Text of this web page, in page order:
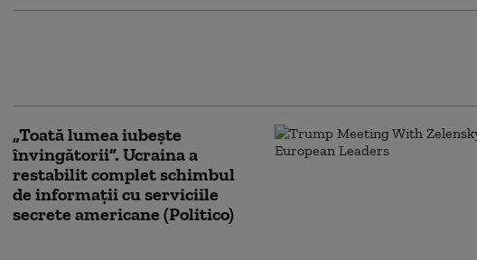
„Toată lumea iubește
învingătorii”. Ucraina a
restabilit complet schimbul
de informații cu serviciile
secrete americane (Politico)